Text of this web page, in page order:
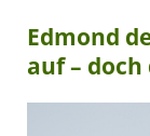
Edmond
auf –